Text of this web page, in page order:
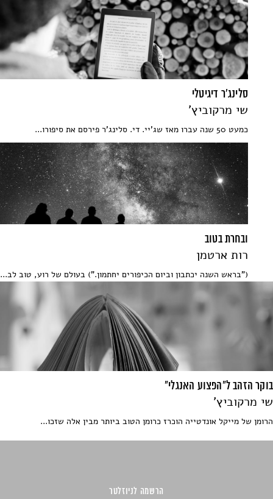
סלינג'ר דיגיטלי
שי מרקוביץ'
כמעט 50 שנה עברו מאז שג'יי. די. סלינג'ר פירסם את סיפורו...
ובחרת בטוב
רות ארטמן
("בראש השנה יכתבון וביום הכיפורים יחתמון.") בעולם של רוע, טוב לב...
בוקר הזהב ל"הפצוע האנגלי"
שי מרקוביץ'
הרומן של מייקל אונדטייה הוכרז כרומן הטוב ביותר מבין אלה שזכו...
הרשמה לניוזלטר